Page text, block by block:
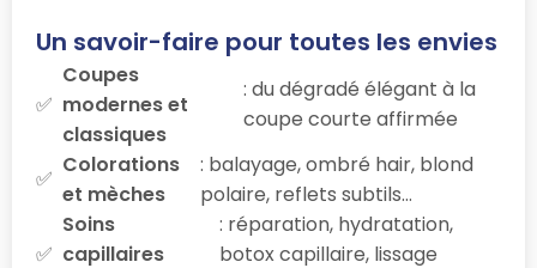
Un savoir-faire pour toutes les envies
Coupes
modernes et
classiques
: du dégradé élégant à la
coupe courte affirmée
Colorations
et mèches
: balayage, ombré hair, blond
polaire, reflets subtils…
Soins
capillaires
: réparation, hydratation,
botox capillaire, lissage